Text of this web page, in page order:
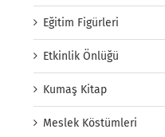
Eğitim Figürleri
Etkinlik Önlüğü
Kumaş Kitap
Meslek Köstümleri